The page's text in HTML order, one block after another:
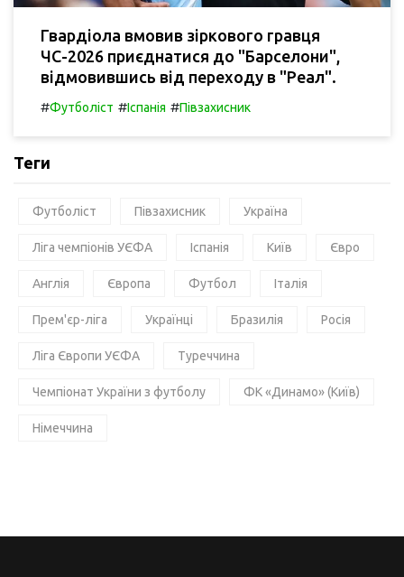
Гвардіола вмовив зіркового гравця
ЧС-2026 приєднатися до "Барселони",
відмовившись від переходу в "Реал".
#Футболіст #Іспанія #Півзахисник
Теги
Футболіст Півзахисник Україна
Ліга чемпіонів УЄФА Іспанія Київ Євро
Англія Європа Футбол Італія
Прем'єр-ліга Українці Бразилія Росія
Ліга Європи УЄФА Туреччина
Чемпіонат України з футболу ФК «Динамо» (Київ)
Німеччина